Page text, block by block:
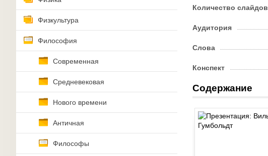
Физкультура
Философия
Современная
Средневековая
Нового времени
Античная
Философы
Количество слайдов
Аудитория
Слова
Конспект
Содержание